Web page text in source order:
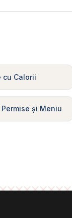
cu Calorii
și Meniu